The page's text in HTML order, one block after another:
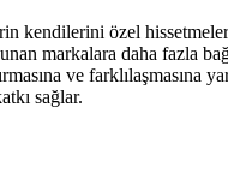
kendilerini özel
markalara daha fazla
ve farklılaşmasına
sağlar.